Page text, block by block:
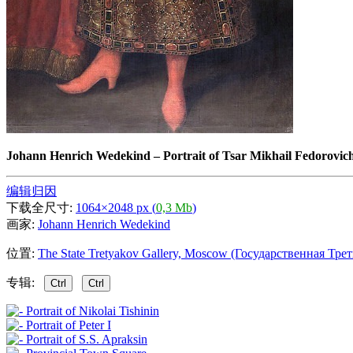
Johann Henrich Wedekind –Portrait of Tsar Mikhail
编辑归因
下载全尺寸: 1064×2048 px (0,3 Mb)
画家: Johann Henrich Wedekind
位置: The State Tretyakov Gallery, Moscow (Государственная
专辑: Ctrl Ctrl